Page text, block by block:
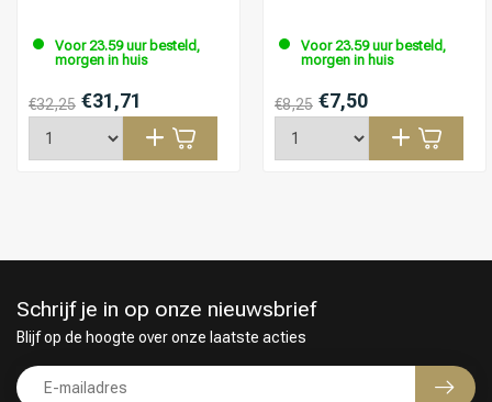
Voor 23.59 uur besteld,
morgen in huis
€32,25 €31,71
Voor 23.59 uur besteld,
morgen in huis
€8,25 €7,50
Schrijf je in op onze nieuwsbrief
Blijf op de hoogte over onze laatste acties